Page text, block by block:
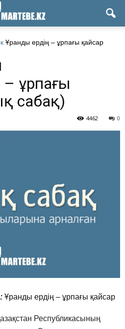
Ұранды ердің – ұрпағы қайсар
– ұрпағы
сабақ)
0
4462
Ұранды ердің – ұрпағы қайсар
Республикасының